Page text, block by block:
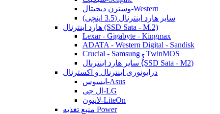
وسترن دیجیتال-Western
سایر هارد اینترنال (3.5 اینچی)
هارد اینترنال (SSD Sata - M.2)
Lexar - Gigabyte - Kingmax
ADATA - Western Digital - Sandisk
Crucial - Samsung - TwinMOS
سایر هارد اینترنال (ُُُِSSD Sata - M2)
درایونوری اینترنال و اکسترنال
ایسوس-Asus
ال جی-LG
لایتون-LiteOn
منبع تغذیه Power